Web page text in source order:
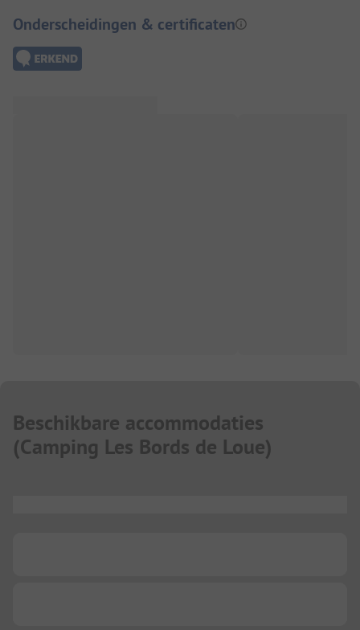
Onderscheidingen & certificaten
Beschikbare accommodaties
(Camping Les Bords de Loue)